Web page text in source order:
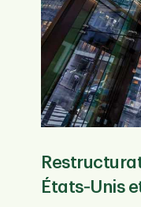
États‑Unis